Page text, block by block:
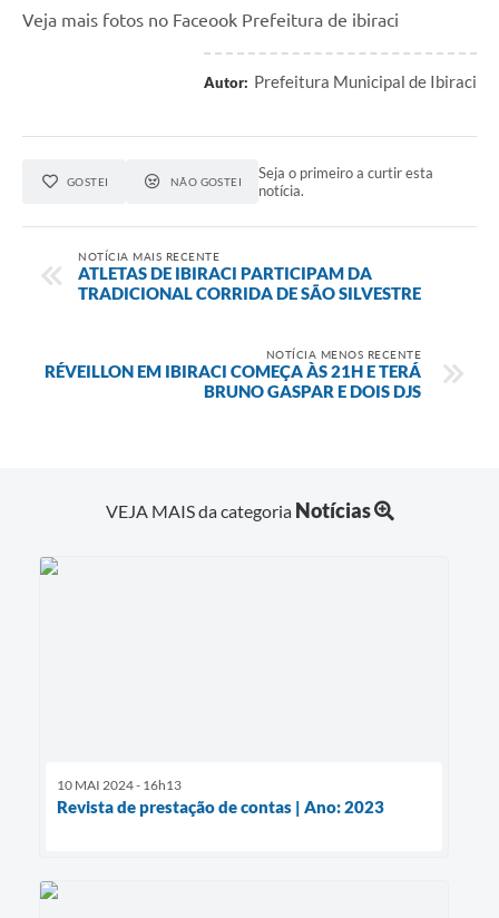
Veja mais fotos no Faceook Prefeitura de ibiraci
Autor: Prefeitura Municipal de Ibiraci
GOSTEI NÃO GOSTEI
Seja o primeiro a curtir esta
notícia.
NOTÍCIA MAIS RECENTE
ATLETAS DE IBIRACI PARTICIPAM DA
TRADICIONAL CORRIDA DE SÃO SILVESTRE
NOTÍCIA MENOS RECENTE
RÉVEILLON EM IBIRACI COMEÇA ÀS 21H E TERÁ
BRUNO GASPAR E DOIS DJS
VEJA MAIS da categoria Notícias
10 MAI 2024 - 16h13
Revista de prestação de contas | Ano: 2023